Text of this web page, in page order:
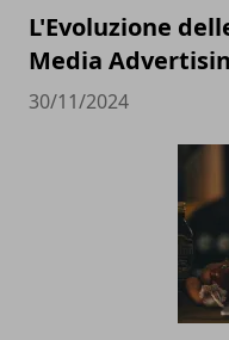
L'Evoluzione
Media
30/11/2024